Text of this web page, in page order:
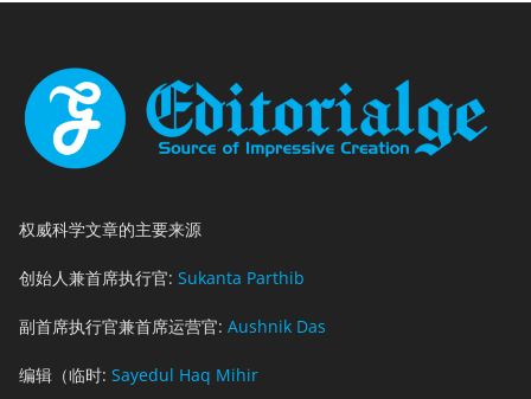
权威科学文章的主要来源
创始人兼首席执行官: Sukanta Parthib
副首席执行官兼首席运营官: Aushnik Das
编辑（临时: Sayedul Haq Mihir